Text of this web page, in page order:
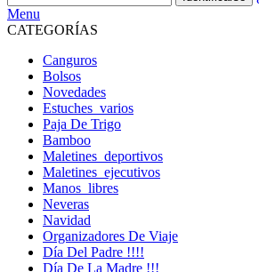
Menu
CATEGORÍAS
Canguros
Bolsos
Novedades
Estuches_varios
Paja De Trigo
Bamboo
Maletines_deportivos
Maletines_ejecutivos
Manos_libres
Neveras
Navidad
Organizadores De Viaje
Día Del Padre !!!!
Día De La Madre !!!